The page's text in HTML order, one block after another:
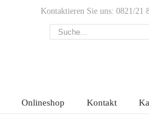
Kontaktieren Sie uns: 0821/21
Onlineshop Kontakt